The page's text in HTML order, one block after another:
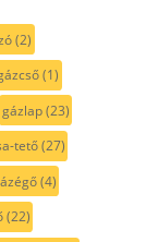
(2)
(1)
gázlap(23)
tető(27)
(4)
(22)